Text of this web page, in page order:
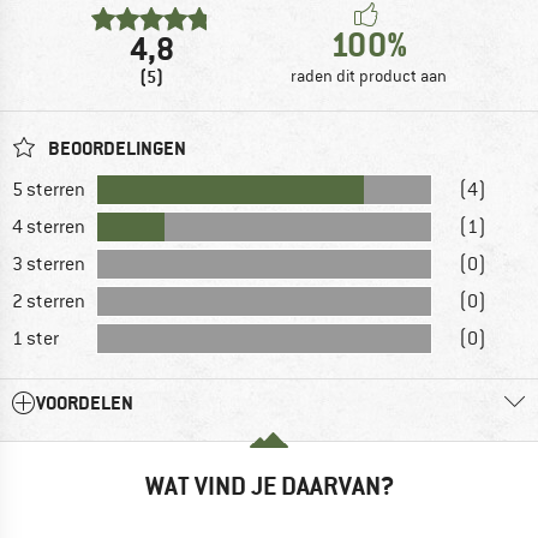
4,8
(5)
100%
raden dit product aan
BEOORDELINGEN
5 sterren
(4)
4 sterren
(1)
3 sterren
(0)
2 sterren
(0)
1 ster
(0)
VOORDELEN
WAT VIND JE DAARVAN?